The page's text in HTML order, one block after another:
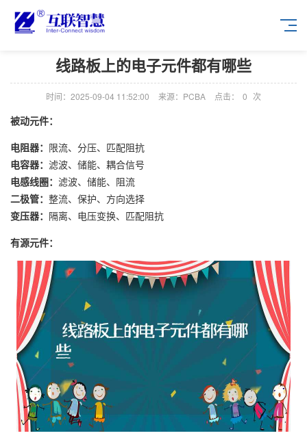
线路板上的电子元件都有哪些
时间：2025-09-04 11:52:00 来源：PCBA 点击： 0 次
被动元件：
电阻器： 限流、分压、匹配阻抗
电容器： 滤波、储能、耦合信号
电感线圈： 滤波、储能、阻流
二极管： 整流、保护、方向选择
变压器： 隔离、电压变换、匹配阻抗
有源元件：